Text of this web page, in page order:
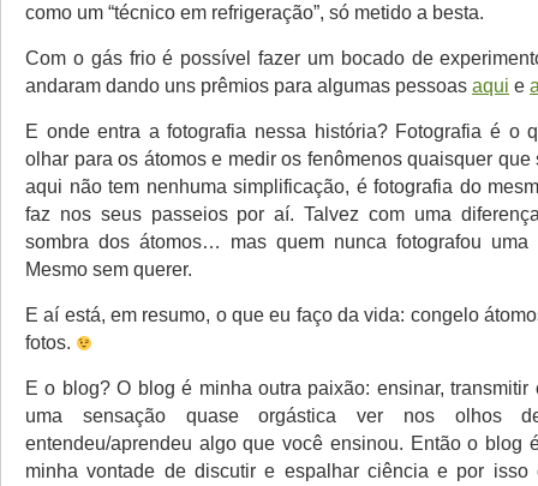
como um “técnico em refrigeração”, só metido a besta.
Com o gás frio é possível fazer um bocado de
andaram dando uns prêmios para algumas pessoas aqui e
E onde entra a fotografia nessa história? Fotografia é o
olhar para os átomos e medir os fenômenos quaisquer que
aqui não tem nenhuma simplificação, é fotografia do
faz nos seus passeios por aí. Talvez com uma
sombra dos átomos… mas quem nunca fotografou uma
Mesmo sem querer.
E aí está, em resumo, o que eu faço da vida: congelo
fotos.
E o blog? O blog é minha outra paixão: ensinar, transmitir
uma sensação quase orgástica ver nos olhos
entendeu/aprendeu algo que você ensinou. Então o blog
minha vontade de discutir e espalhar ciência e por